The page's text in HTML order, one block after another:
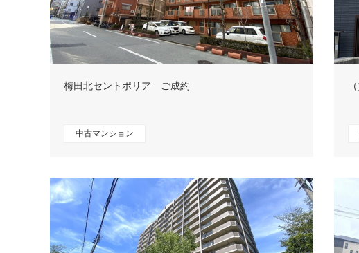
梅田北セントポリア ご成約
中古マンション